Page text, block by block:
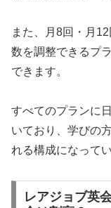
また、月8回・月
数を調整できるプ
できます。
すべてのプランに
いており、学びの
れる構成になってい
レアジョブ英